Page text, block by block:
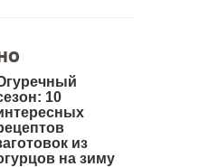
10
из
на зиму